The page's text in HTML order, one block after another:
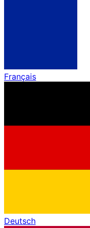
Français
Deutsch